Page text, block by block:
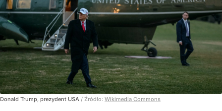
Donald Trump, prezydent USA / Źródło: Wikimedia Commons